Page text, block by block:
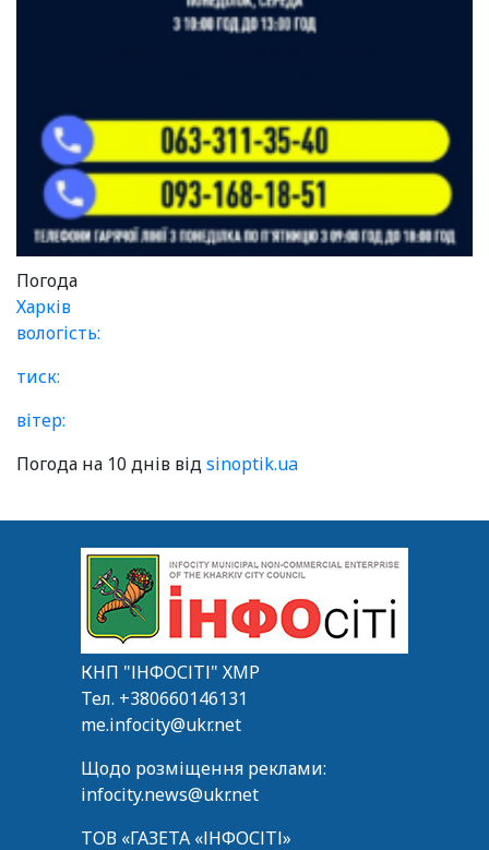
Погода
Харків
вологість:
тиск:
вітер:
Погода на 10 днів відsinoptik.ua
КНП "ІНФОСІТІ" ХМР
Тел. +380660146131
me.infocity@ukr.net
Щодо розміщення реклами:
infocity.news@ukr.net
ТОВ «ГАЗЕТА «ІНФОСІТІ»